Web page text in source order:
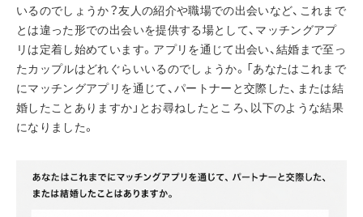
いるのでしょうか？友人の紹介や職場での出会いなど、これまで
とは違った形での出会いを提供する場として、マッチングアプ
リは定着し始めています。アプリを通じて出会い、結婚まで至っ
たカップルはどれぐらいいるのでしょうか。「あなたはこれまで
にマッチングアプリを通じて、パートナーと交際した、または結
婚したことありますか」とお尋ねしたところ、以下のような結果
になりました。